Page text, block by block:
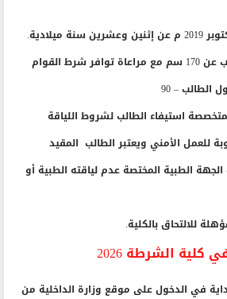
ميلادية.
ألا تقل طول قامة الطالب عن 170 سم مع مراعاة توافر شرط القوام
– 90
استيفاء الطالب لشروط اللياقة
للعمل الأمني ويعتبر الطالب المقيد
الطبية المختصة عدم لياقته الطبية أو
للالتحاق بالكلية.
الشرطة 2026
في الدخول على موقع وزارة الداخلية من